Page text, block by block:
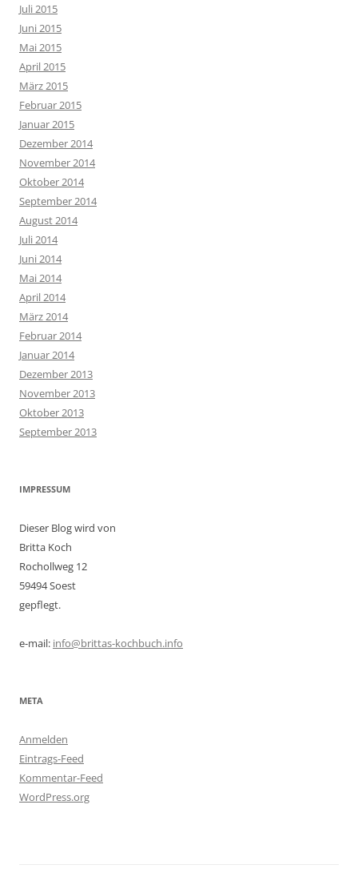
Juli 2015
Juni 2015
Mai 2015
April 2015
März 2015
Februar 2015
Januar 2015
Dezember 2014
November 2014
Oktober 2014
September 2014
August 2014
Juli 2014
Juni 2014
Mai 2014
April 2014
März 2014
Februar 2014
Januar 2014
Dezember 2013
November 2013
Oktober 2013
September 2013
IMPRESSUM
Dieser Blog wird von
Britta Koch
Rochollweg 12
59494 Soest
gepflegt.
e-mail: info@brittas-kochbuch.info
META
Anmelden
Eintrags-Feed
Kommentar-Feed
WordPress.org